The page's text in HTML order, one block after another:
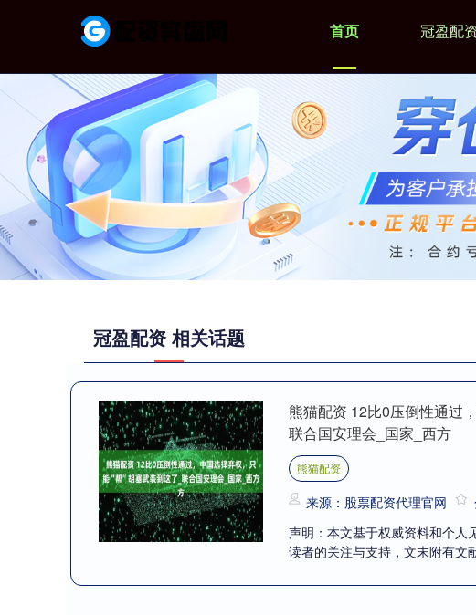
首页 冠盈配
冠盈配资 相关话题
熊猫配资 12比0压倒性通过
联合国安理会_国家_西方
熊猫配资
来源：股票配资代理官网
声明：本文基于权威资料和个人
读者的关注与支持，文末附有文